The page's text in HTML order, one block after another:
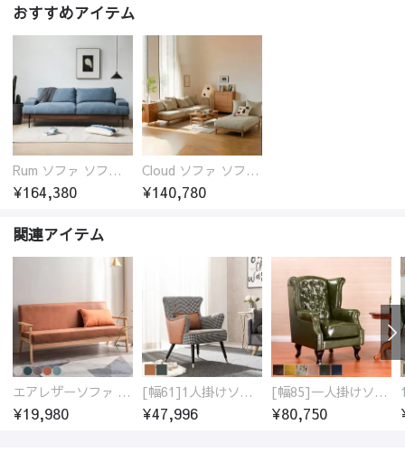
おすすめアイテム
Rum ソファ ソファー おしゃれ 1人掛け～4人掛け ウォールナットorオーク材フレーム 西海岸風 肘掛
¥164,380
Cloud ソファ ソファーおしゃれ 1人掛け～3人掛け チェリー材フレーム 木製 北欧 おしゃれ 5カラー 自由レイアウト
¥140,780
関連アイテム
エアレザーソファ おしゃれ 無地 1人用 二人掛け 3人掛け
¥19,980
[幅61]1人掛けソファ アンティーク調 パーソナルチェア
¥47,996
[幅85]一人掛けソファ 多種類生地 高級感
¥80,750